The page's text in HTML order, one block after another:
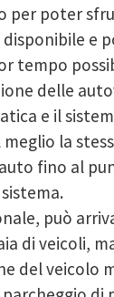
per poter
disponibile e
tempo
delle
e il
la
fino al
può
di veicoli,
del veicolo